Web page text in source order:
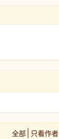
全部 只看作者